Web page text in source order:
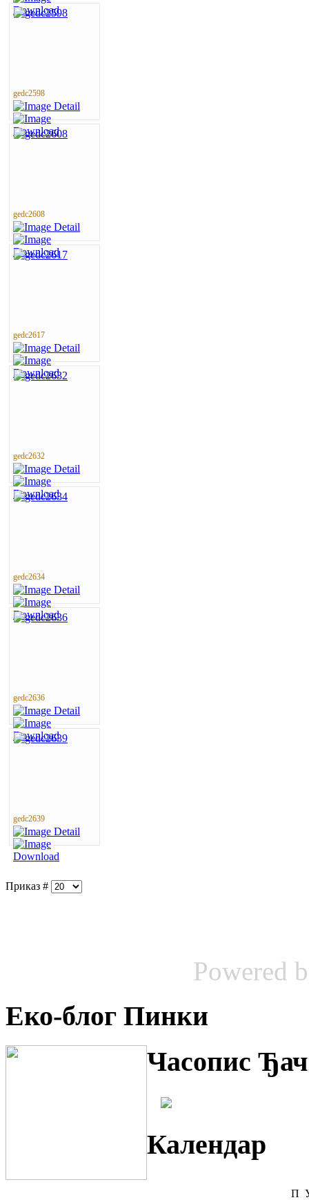
gedc2598
gedc2608
gedc2617
gedc2632
gedc2634
gedc2636
gedc2639
Приказ #
Powered
Еко-блог Пинки
Часопис
Календар
П